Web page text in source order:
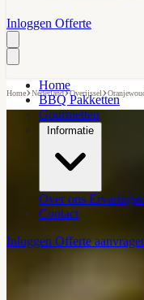
Inloggen Offerte
Home
BBQ Pakketten
Gourmetten
Informatie
Over ons Ervaringen
Contact
Inloggen Offerte
Home›Nederland›Overijssel›